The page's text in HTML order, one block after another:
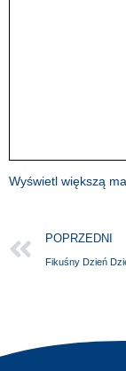
Wyświetl większą
POPRZEDNI
Fikuśny Dzień